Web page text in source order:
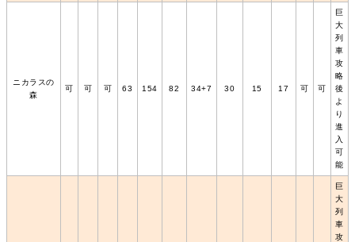
ニカラスの
森
可 可 可 63 154 82 34+7 30 15 17 可 可
巨
大
列
車
攻
略
後
よ
り
進
入
可
能
巨
大
列
車
攻